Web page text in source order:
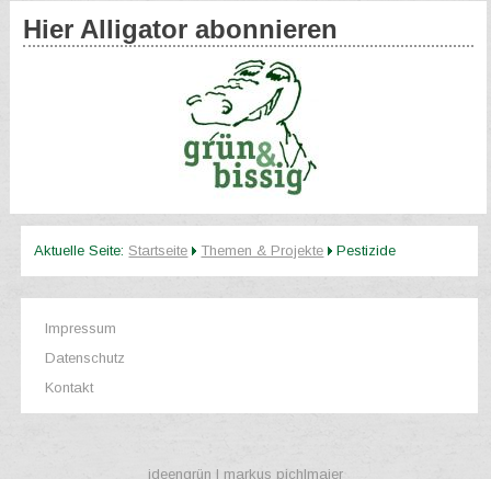
Hier Alligator abonnieren
Aktuelle Seite:Startseite Themen & Projekte Pestizide
Impressum
Datenschutz
Kontakt
ideengrün | markus pichlmaier